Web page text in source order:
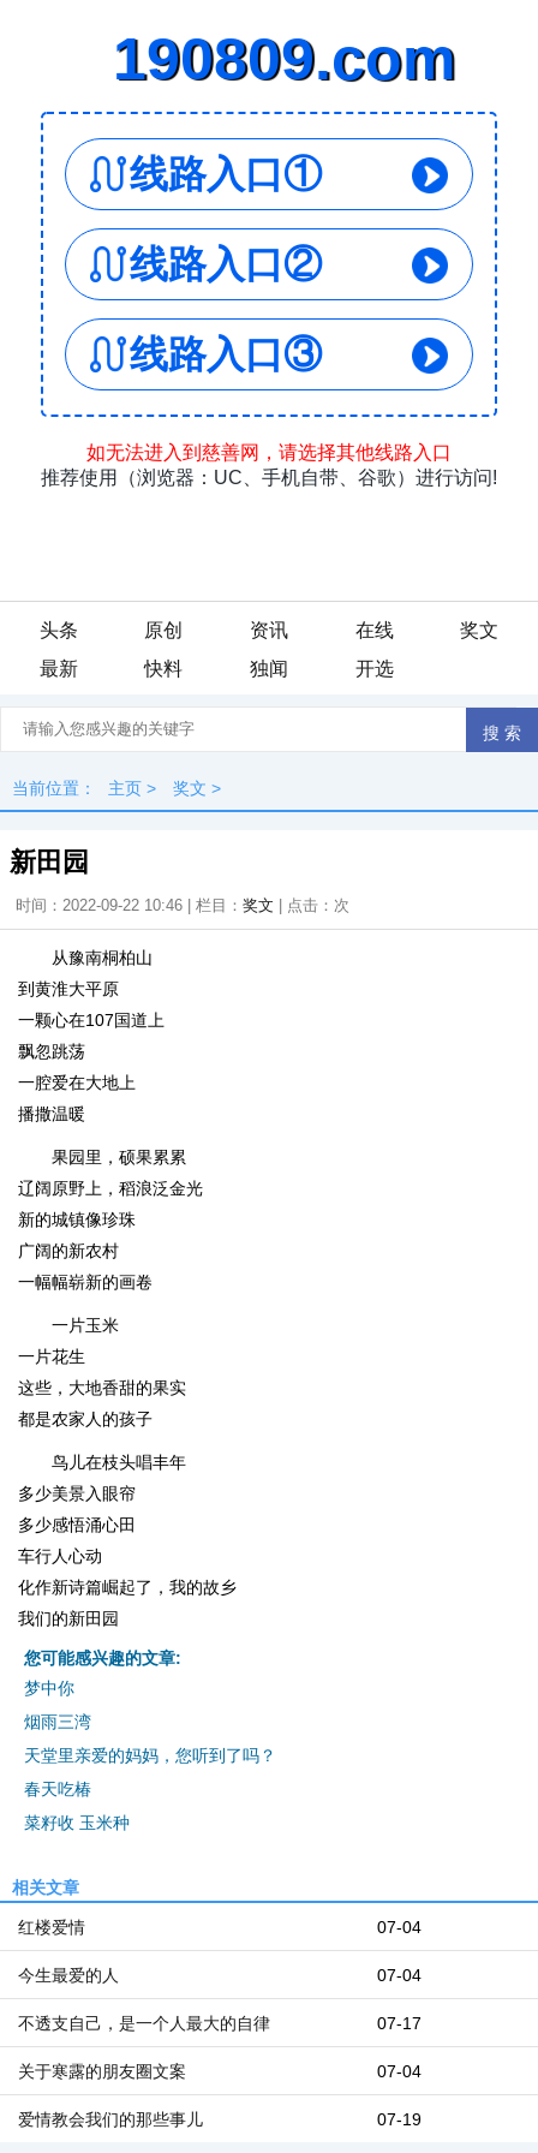
头条 原创 资讯 在线
奖文
最新
快料 独闻 开选
当前位置： 主页 > 奖文 >
新田园
时间：2022-09-22 10:46 | 栏目： 奖文 | 点击： 次
从豫南桐柏山
到黄淮大平原
一颗心在107国道上
飘忽跳荡
一腔爱在大地上
播撒温暖
果园里，硕果累累
辽阔原野上，稻浪泛金光
新的城镇像珍珠
广阔的新农村
一幅幅崭新的画卷
一片玉米
一片花生
这些，大地香甜的果实
都是农家人的孩子
鸟儿在枝头唱丰年
多少美景入眼帘
多少感悟涌心田
车行人心动
化作新诗篇崛起了，我的故乡
我们的新田园
您可能感兴趣的文章:
梦中你
烟雨三湾
天堂里亲爱的妈妈，您听到了吗？
春天吃椿
菜籽收 玉米种
相关文章
07-04
红楼爱情
07-04
今生最爱的人
07-17
不透支自己，是一个人最大的自律
07-04
关于寒露的朋友圈文案
07-19
爱情教会我们的那些事儿